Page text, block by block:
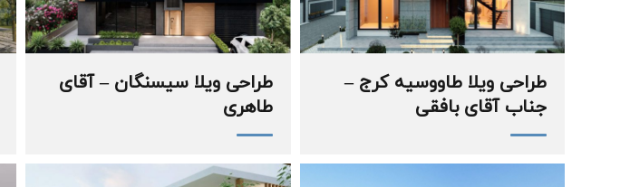
طراحی ویلا سیسنگان – آقای
طاهری
طراحی ویلا طاووسیه کرج –
جناب آقای بافقی